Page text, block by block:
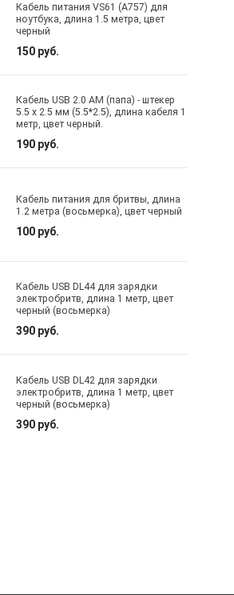
Кабель питания VS61 (A757) для
ноутбука, длина 1.5 метра, цвет
черный
150 руб.
Кабель USB 2.0 AM (папа) - штекер
5.5 х 2.5 мм (5.5*2.5), длина кабеля 1
метр, цвет черный.
190 руб.
Кабель питания для бритвы, длина
1.2 метра (восьмерка), цвет черный
100 руб.
Кабель USB DL44 для зарядки
электробритв, длина 1 метр, цвет
черный (восьмерка)
390 руб.
Кабель USB DL42 для зарядки
электробритв, длина 1 метр, цвет
черный (восьмерка)
390 руб.